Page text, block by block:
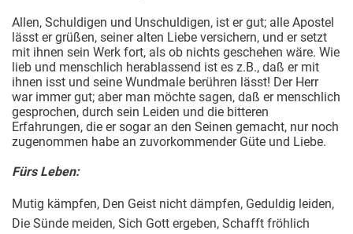
Allen, Schuldigen und Unschuldigen, ist er gut; alle Apostel
lässt er grüßen, seiner alten Liebe versichern, und er setzt
mit ihnen sein Werk fort, als ob nichts geschehen wäre. Wie
lieb und menschlich herablassend ist es z.B., daß er mit
ihnen isst und seine Wundmale berühren lässt! Der Herr
war immer gut; aber man möchte sagen, daß er menschlich
gesprochen, durch sein Leiden und die bitteren
Erfahrungen, die er sogar an den Seinen gemacht, nur noch
zugenommen habe an zuvorkommender Güte und Liebe.
Fürs Leben:
Mutig kämpfen, Den Geist nicht dämpfen, Geduldig leiden,
Die Sünde meiden, Sich Gott ergeben, Schafft fröhlich